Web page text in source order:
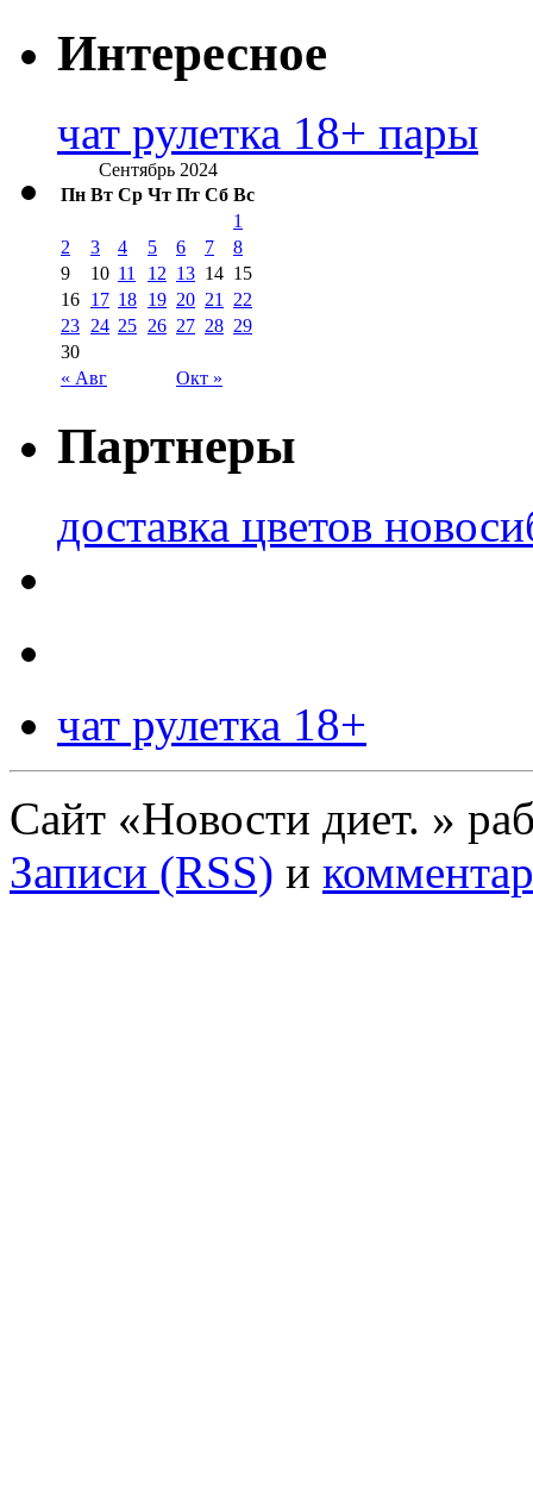
Интересное
чат рулетка 18+ пары
Сентябрь 2024
Пн Вт Ср Чт Пт Сб Вс
« Авг Окт »
1
2
3 4 5 6 7
8
9
10 11 12 13 14 15
16 17 18 19 20 21
22
23 24 25 26 27 28 29
30
Партнеры
доставка цветов
чат рулетка 18+
Сайт «Новости диет. »
Записи (RSS) и